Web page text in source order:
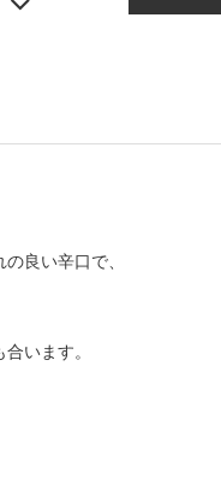
良い辛口で、
います。